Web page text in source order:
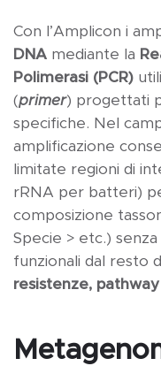
Con l’Amplicon i
DNA mediante la
Polimerasi (PCR)
(primer) progettati
specifiche. Nel
amplificazione
limitate regioni di
rRNA per batteri)
composizione
Specie > etc.)
funzionali dal resto
resistenze,